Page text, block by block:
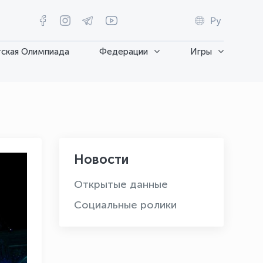
Ру
Олимпиада Федерации Игры
Новости
Открытые данные
Социальные ролики